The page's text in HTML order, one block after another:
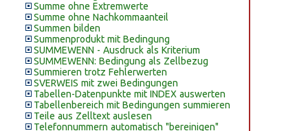
Summe ohne Extremwerte
Summe ohne Nachkommaanteil
Summen bilden
Summenprodukt mit Bedingung
SUMMEWENN - Ausdruck als Kriterium
SUMMEWENN: Bedingung als Zellbezug
Summieren trotz Fehlerwerten
SVERWEIS mit zwei Bedingungen
Tabellen-Datenpunkte mit INDEX auswerten
Tabellenbereich mit Bedingungen summieren
Teile aus Zelltext auslesen
Telefonnummern automatisch "bereinigen"